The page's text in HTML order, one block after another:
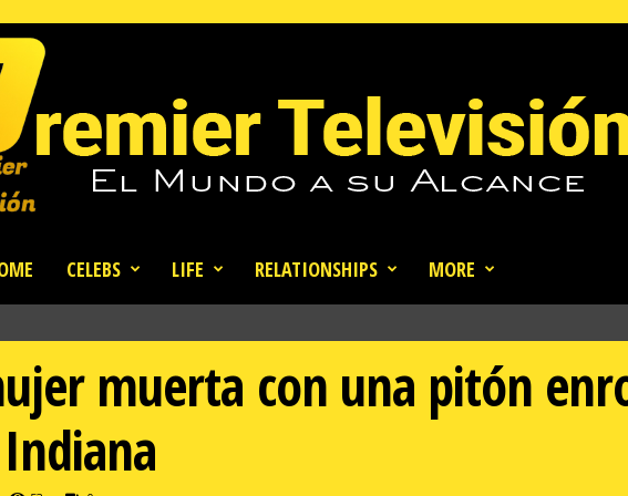
CELEBS LIFE RELATIONSHIPS MORE
muerta con una pitón